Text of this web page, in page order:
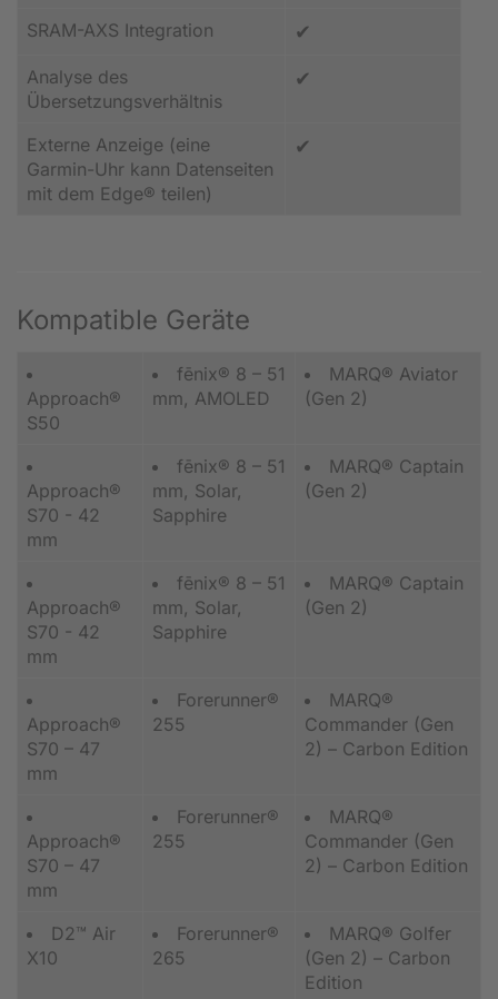
SRAM-AXS Integration ✔
Analyse des
Übersetzungsverhältnis
✔
Externe Anzeige (eine
Garmin-Uhr kann Datenseiten
mit dem Edge® teilen)
✔
Kompatible Geräte
Approach®
S50
fēnix® 8 – 51
mm, AMOLED
MARQ® Aviator
(Gen 2)
Approach®
S70 - 42
mm
fēnix® 8 – 51
mm, Solar,
Sapphire
MARQ® Captain
(Gen 2)
Approach®
S70 - 42
mm
fēnix® 8 – 51
mm, Solar,
Sapphire
MARQ® Captain
(Gen 2)
Approach®
S70 – 47
mm
Forerunner®
255
MARQ®
Commander (Gen
2) – Carbon Edition
Approach®
S70 – 47
mm
Forerunner®
255
MARQ®
Commander (Gen
2) – Carbon Edition
D2™ Air
X10
Forerunner®
265
MARQ® Golfer
(Gen 2) – Carbon
Edition